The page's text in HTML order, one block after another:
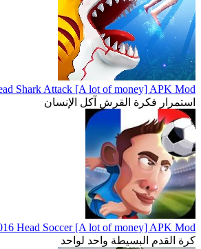
Shark Attack [A lot of money] APK Mod
استمرار فكرة القرش آكل الإنسان
Head Soccer [A lot of money] APK Mod
كرة القدم البسيطة واحد لواحد